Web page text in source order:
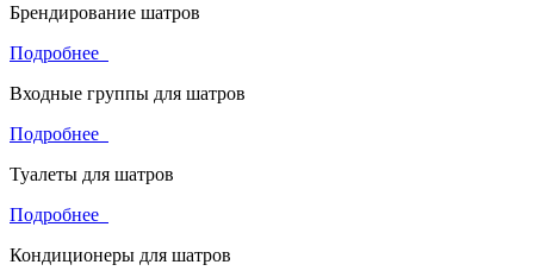
Брендирование шатров
Подробнее
Входные группы для шатров
Подробнее
Туалеты для шатров
Подробнее
Кондиционеры для шатров